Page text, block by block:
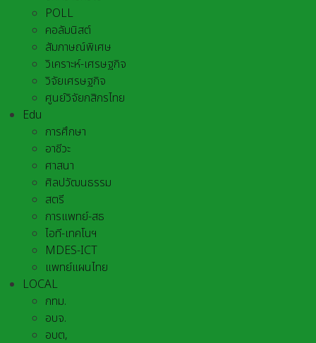
POLL
คอลัมนิสต์
สัมภาษณ์พิเศษ
วิเคราะห์-เศรษฐกิจ
วิจัยเศรษฐกิจ
ศูนย์วิจัยกสิกรไทย
Edu
การศึกษา
อาชีวะ
ศาสนา
ศิลปวัฒนธรรม
สตรี
การแพทย์-สธ
ไอที-เทคโนฯ
MDES-ICT
แพทย์แผนไทย
LOCAL
กทม.
อบจ.
อบต,